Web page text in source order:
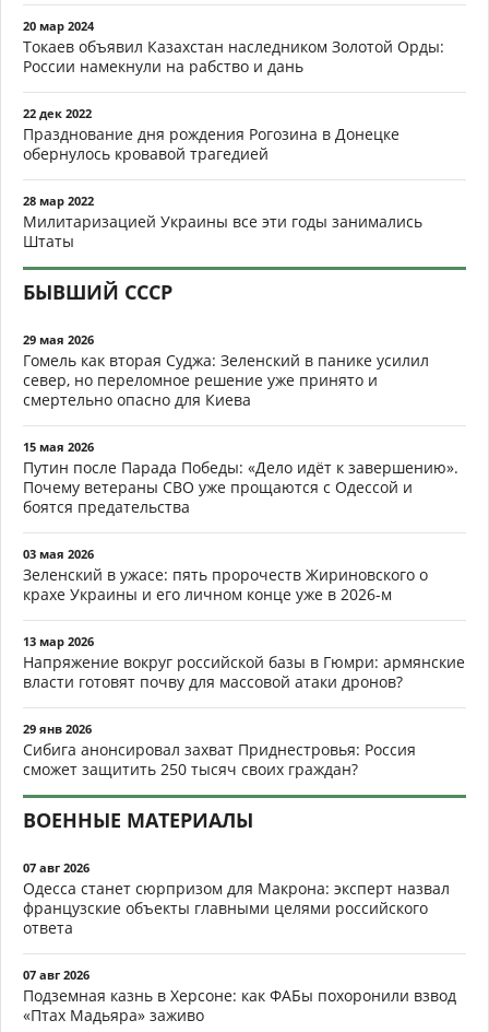
20 мар 2024
Токаев объявил Казахстан наследником Золотой Орды:
России намекнули на рабство и дань
22 дек 2022
Празднование дня рождения Рогозина в Донецке
обернулось кровавой трагедией
28 мар 2022
Милитаризацией Украины все эти годы занимались
Штаты
БЫВШИЙ СССР
29 мая 2026
Гомель как вторая Суджа: Зеленский в панике усилил
север, но переломное решение уже принято и
смертельно опасно для Киева
15 мая 2026
Путин после Парада Победы: «Дело идёт к завершению».
Почему ветераны СВО уже прощаются с Одессой и
боятся предательства
03 мая 2026
Зеленский в ужасе: пять пророчеств Жириновского о
крахе Украины и его личном конце уже в 2026-м
13 мар 2026
Напряжение вокруг российской базы в Гюмри: армянские
власти готовят почву для массовой атаки дронов?
29 янв 2026
Сибига анонсировал захват Приднестровья: Россия
сможет защитить 250 тысяч своих граждан?
ВОЕННЫЕ МАТЕРИАЛЫ
07 авг 2026
Одесса станет сюрпризом для Макрона: эксперт назвал
французские объекты главными целями российского
ответа
07 авг 2026
Подземная казнь в Херсоне: как ФАБы похоронили взвод
«Птах Мадьяра» заживо